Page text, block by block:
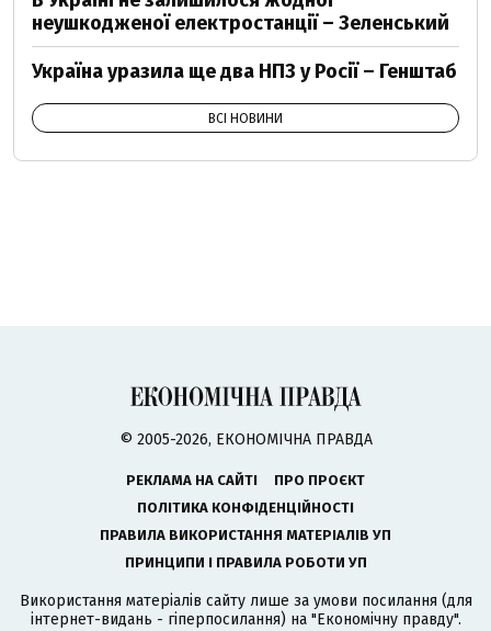
неушкодженої електростанції – Зеленський
Україна уразила ще два НПЗ у Росії – Генштаб
ВСІ НОВИНИ
© 2005-2026, ЕКОНОМІЧНА ПРАВДА
РЕКЛАМА НА САЙТІ
ПРО ПРОЄКТ
ПОЛІТИКА КОНФІДЕНЦІЙНОСТІ
ПРАВИЛА ВИКОРИСТАННЯ МАТЕРІАЛІВ УП
ПРИНЦИПИ І ПРАВИЛА РОБОТИ УП
Використання матеріалів сайту лише за умови посилання (для
інтернет-видань - гіперпосилання) на "Економічну правду".